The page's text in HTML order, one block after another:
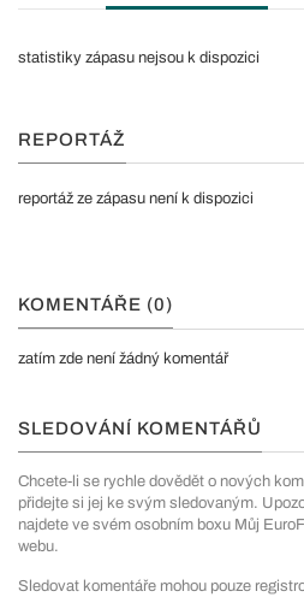
statistiky zápasu nejsou k dispozici
REPORTÁŽ
reportáž ze zápasu není k dispozici
KOMENTÁŘE (0)
zatím zde není žádný komentář
SLEDOVÁNÍ KOMENTÁŘŮ
Chcete-li se rychle dovědět o nových
přidejte si jej ke svým sledovaným.
najdete ve svém osobním boxu Můj
webu.
Sledovat komentáře mohou pouze